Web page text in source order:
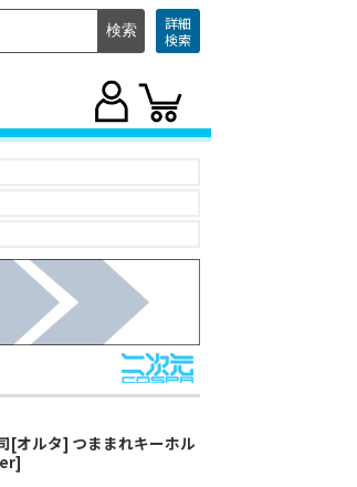
詳細
検索
[オルタ] つままれキーホル